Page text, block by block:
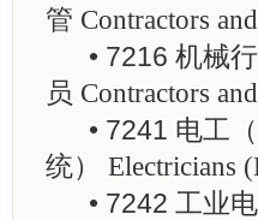
管 Contractors
• 7216 机械行
员 Contractors
• 7241 电工（
统） Electricians
• 7242 工业